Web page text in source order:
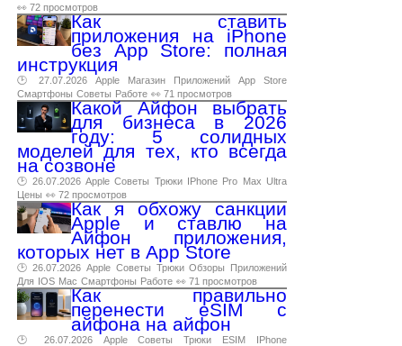
👀 72 просмотров
Как ставить
приложения на iPhone
без App Store: полная
инструкция
🕑 27.07.2026 Apple Магазин Приложений App
Store
Смартфоны Советы Работе 👀 71 просмотров
Какой Айфон выбрать
для бизнеса в 2026
году: 5 солидных
моделей для тех, кто всегда
на созвоне
🕑 26.07.2026 Apple Советы Трюки IPhone Pro Max Ultra
Цены 👀 72 просмотров
Как я обхожу санкции
Apple и ставлю на
Айфон приложения,
которых нет в App Store
🕑 26.07.2026 Apple Советы Трюки Обзоры
Приложений
Для IOS Mac Смартфоны Работе 👀 71 просмотров
Как правильно
перенести eSIM с
айфона на айфон
🕑 26.07.2026 Apple Советы Трюки ESIM
IPhone